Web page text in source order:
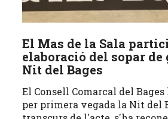
El Mas de la Sala
elaboració del sopar de
Nit del Bages
El Consell Comarcal del
per primera vegada la Nit del